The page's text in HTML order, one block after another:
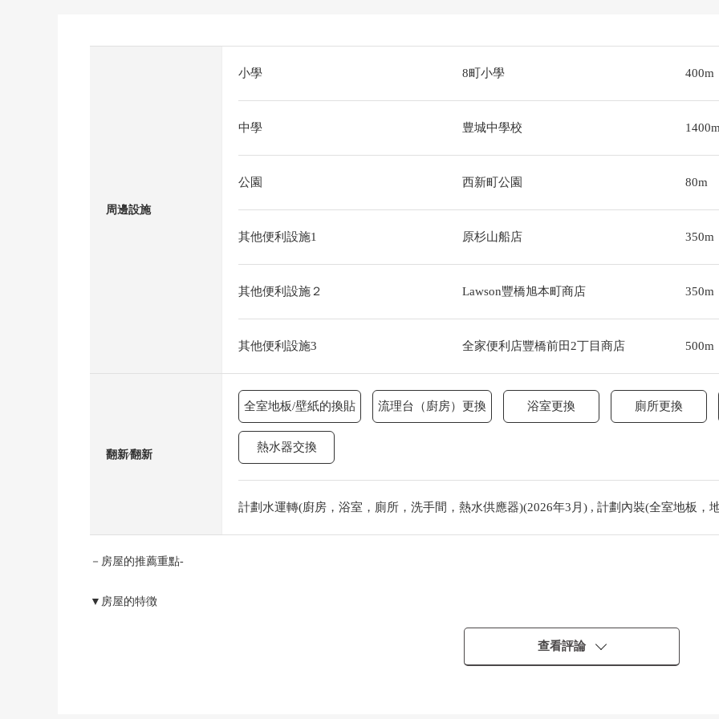
周邊設施
小學 8町小學 400m
中學 豊城中學校
公園 西新町公園 80m
其他便利設施1 原杉山船店 350m
其他便利設施２ Lawson豐橋旭本町商店 350m
其他便利設施3 全家便利店豐橋前田2丁目商店 500m
翻新⁄翻新
全室地板/壁紙的換貼 流理台（廚房）更換 浴室更換 廁所更換
熱水器交換
計劃水運轉(廚房，浴室，廁所，洗手間，熱水供應器)(2026年3月) , 計劃內裝(全室地板，
－房屋的推薦重點-
▼房屋的特徴
查看評論